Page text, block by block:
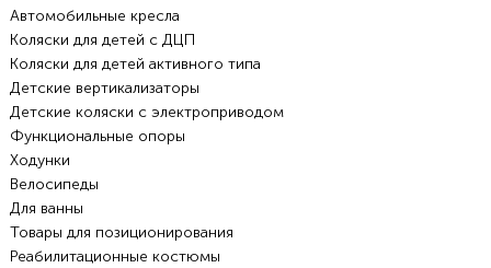
Автомобильные кресла
Коляски для детей с ДЦП
Коляски для детей активного типа
Детские вертикализаторы
Детские коляски с электроприводом
Функциональные опоры
Ходунки
Велосипеды
Для ванны
Товары для позиционирования
Реабилитационные костюмы